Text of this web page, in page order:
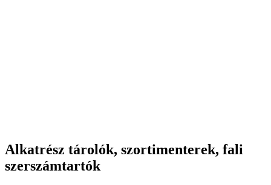
Alkatrész tárolók, szortimenterek, fali
szerszámtartók